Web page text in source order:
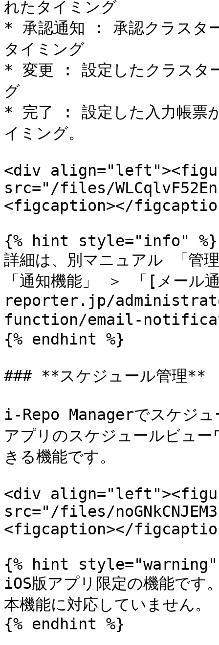
れたタイミング
* 承認通知 : 承認クラスタ
タイミング
* 変更 : 設定したクラスタ
グ
* 完了 : 設定した入力帳票
イミング。
<div
src="/files/
<figcaption></
{% hint style="info" %}
詳細は、別マニュアル 「管
「通知機能」 ＞ 「[メ
reporter.jp/
function/email-
{% endhint %}
### **スケジュール管理**
i-Repo Managerでスケジ
アプリのスケジュールビュ
きる機能です。
<div
src="/files/
<figcaption></
{% hint style="warning"
iOS版アプリ限定の機能で
本機能に対応していません。
{% endhint %}